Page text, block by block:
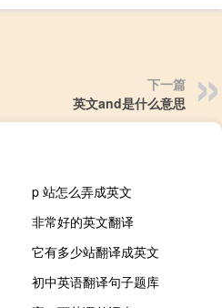
下一篇
英文and是什么意思
p 站怎么弄成英文
非常好的英文翻译
它有多少站翻译成英文
初中英语翻译句子题库